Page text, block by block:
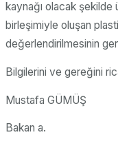
kaynağı olacak şekilde
birleşimiyle oluşan
değerlendirilmesinin
Bilgilerini ve gereğini
Mustafa GÜMÜŞ
Bakan a.